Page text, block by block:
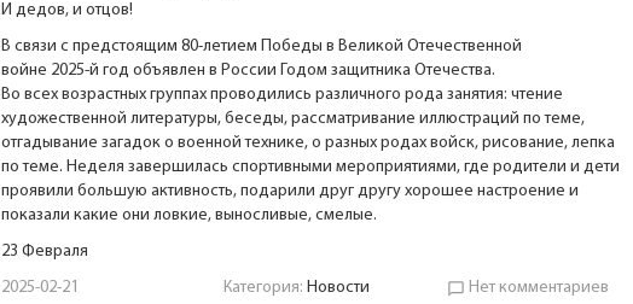
И дедов, и отцов!
В связи с предстоящим 80-летием Победы в Великой Отечественной
войне 2025-й год объявлен в России Годом защитника Отечества.
Во всех возрастных группах проводились различного рода занятия: чтение
художественной литературы, беседы, рассматривание иллюстраций по теме,
отгадывание загадок о военной технике, о разных родах войск, рисование, лепка
по теме. Неделя завершилась спортивными мероприятиями, где родители и дети
проявили большую активность, подарили друг другу хорошее настроение и
показали какие они ловкие, выносливые, смелые.
23 Февраля
2025-02-21
Категория:Новости chat_bubble_outline Нет комментариев